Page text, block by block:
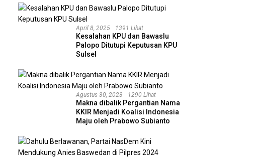
April 8, 2025 1391 Lihat
Kesalahan KPU dan Bawaslu
Palopo Ditutupi Keputusan KPU
Sulsel
Agustus 30, 2023 1290 Lihat
Makna dibalik Pergantian Nama
KKIR Menjadi Koalisi Indonesia
Maju oleh Prabowo Subianto